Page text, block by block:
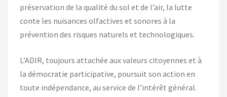
préservation de la qualité du sol et de l’air, la lutte
conte les nuisances olfactives et sonores à la
prévention des risques naturels et technologiques.
L’ADIR, toujours attachée aux valeurs citoyennes et à
la démocratie participative, poursuit son action en
toute indépendance, au service de l’intérêt général.